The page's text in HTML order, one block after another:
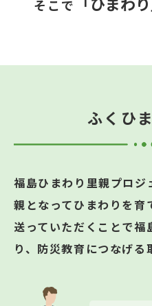
そこで
ふくひ
福島ひまわり里親プロジ
親となってひまわりを育
送っていただくことで福
り、防災教育につなげる